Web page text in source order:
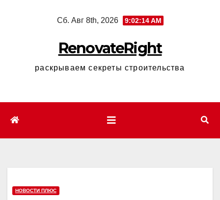
Сб. Авг 8th, 2026 9:02:15 AM
RenovateRight
раскрываем секреты строительства
НОВОСТИ ПЛЮС